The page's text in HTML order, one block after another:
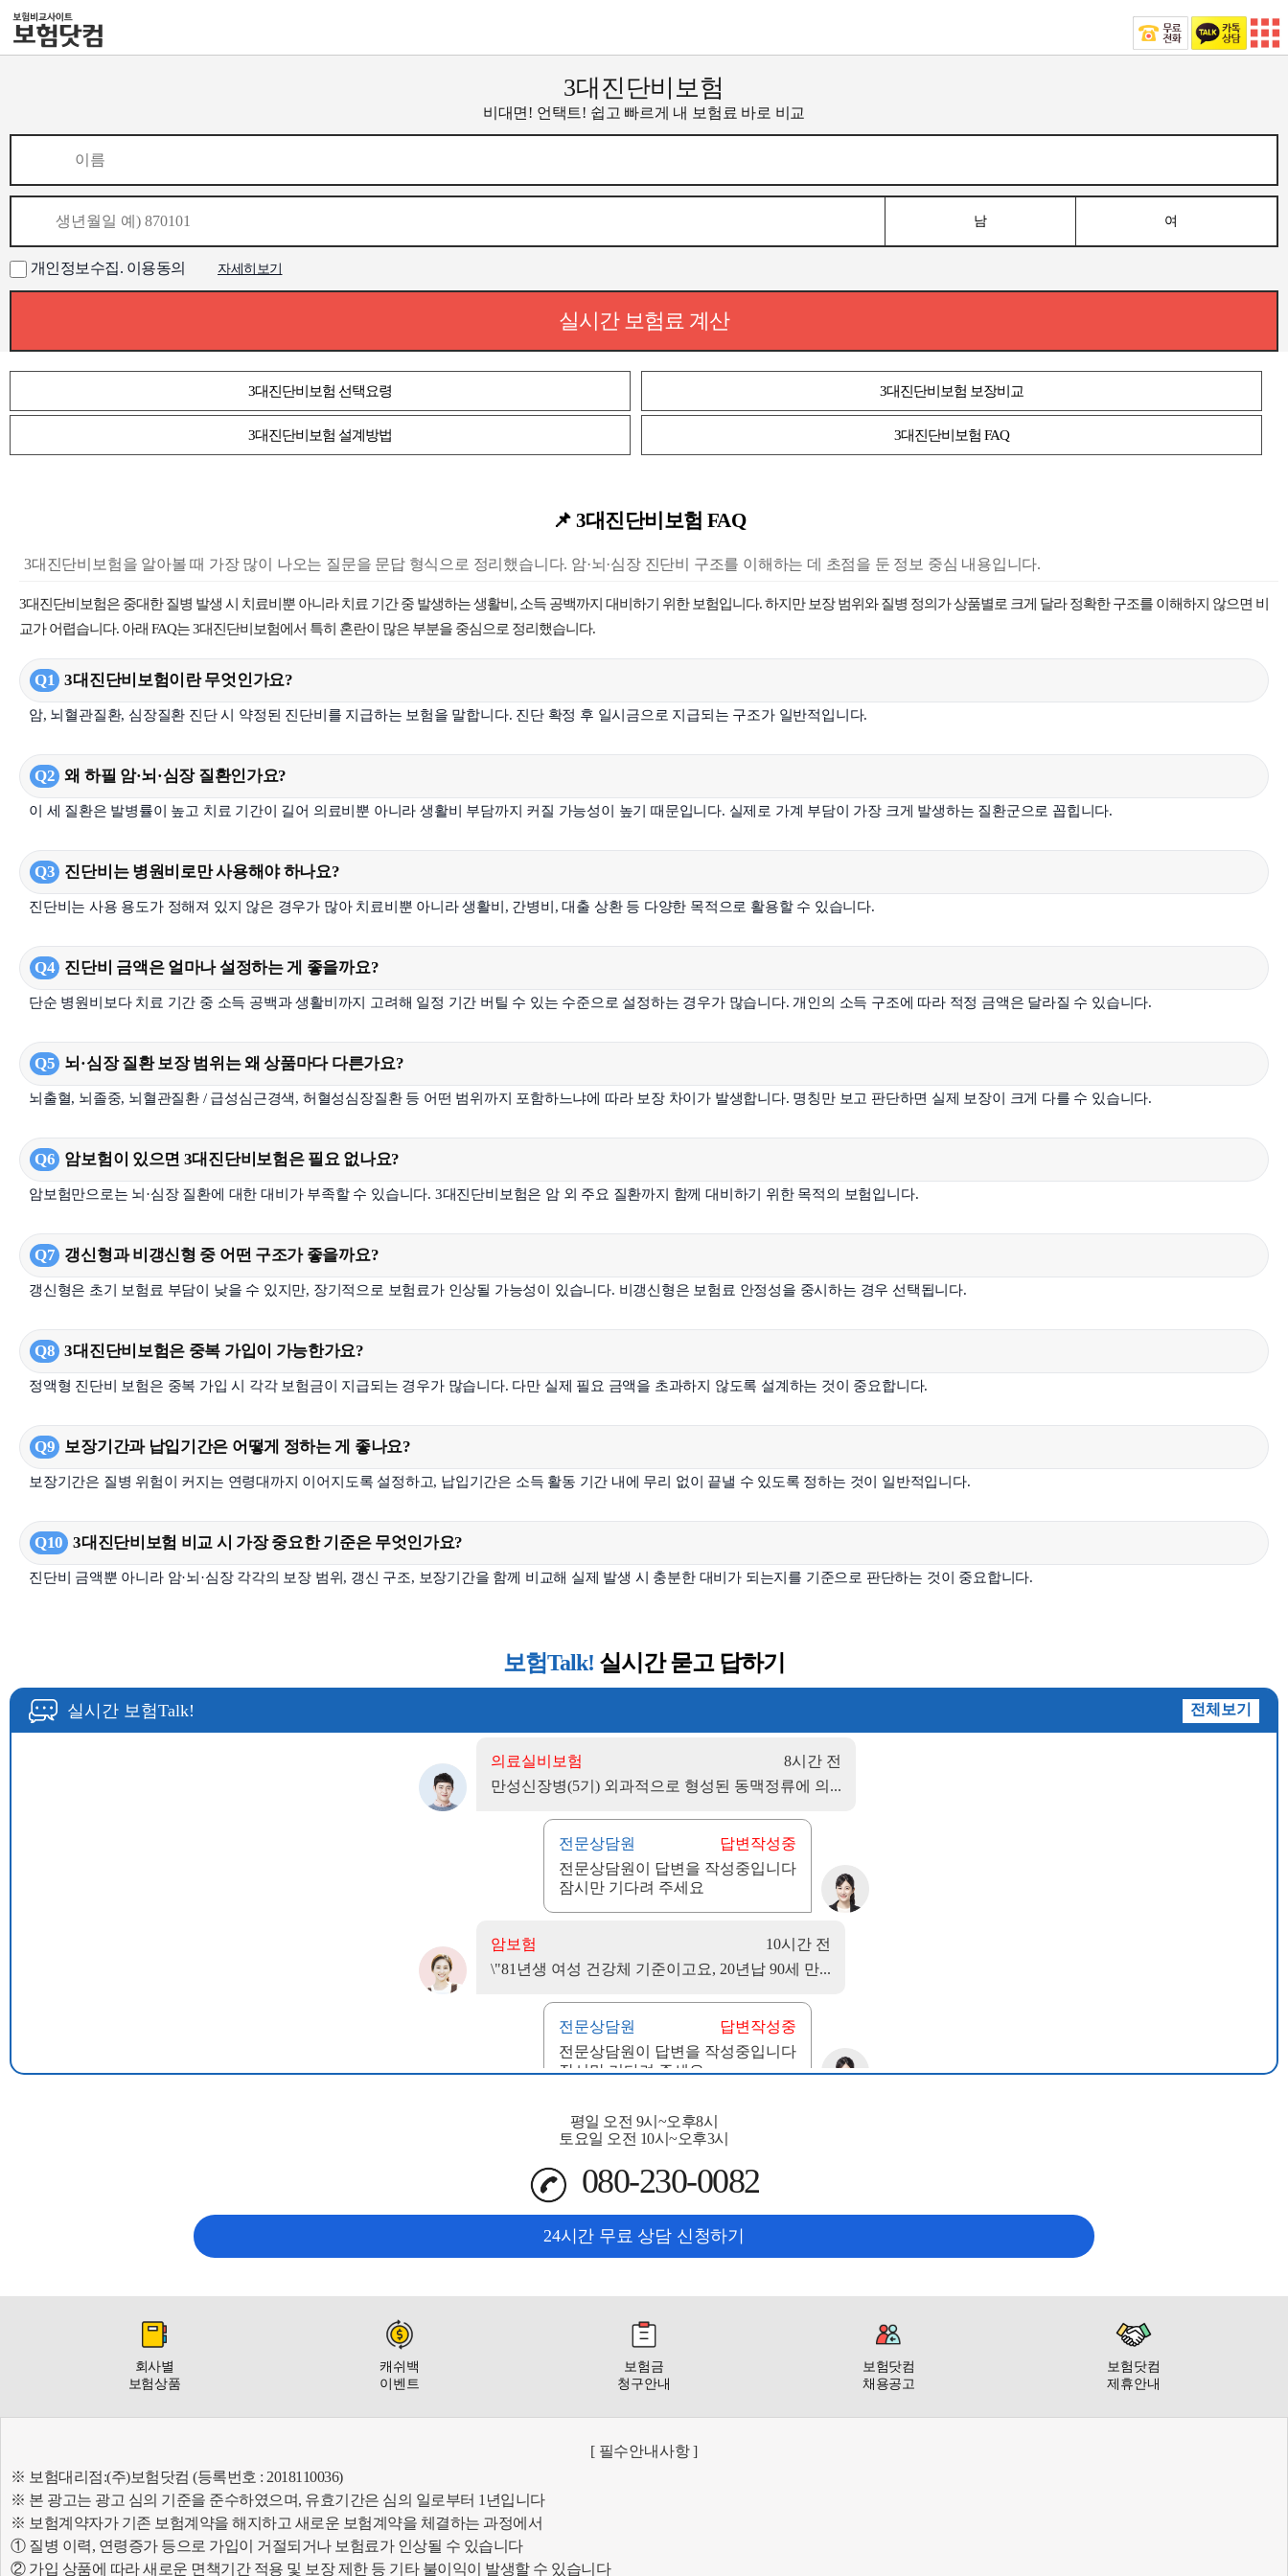
3대진단비보험
비대면! 언택트! 쉽고 빠르게 내 보험료 바로 비교
남 여
개인정보수집. 이용동의 자세히보기
실시간 보험료 계산
3대진단비보험 선택요령 3대진단비보험 보장비교
3대진단비보험 설계방법 3대진단비보험 FAQ
📌 3대진단비보험 FAQ
3대진단비보험을 알아볼 때 가장 많이 나오는 질문을 문답 형식으로 정리했습니다. 암·뇌·심장 진단비 구조를 이해하는 데 초점을 둔 정보 중심 내용입니다.
3대진단비보험은 중대한 질병 발생 시 치료비뿐 아니라 치료 기간 중 발생하는 생활비, 소득 공백까지 대비하기 위한 보험입니다. 하지만 보장 범위와 질병 정의가 상품별로 크게 달라 정확한 구조를 이해하지 않으면 비
교가 어렵습니다. 아래 FAQ는 3대진단비보험에서 특히 혼란이 많은 부분을 중심으로 정리했습니다.
Q1 3대진단비보험이란 무엇인가요?
암, 뇌혈관질환, 심장질환 진단 시 약정된 진단비를 지급하는 보험을 말합니다. 진단 확정 후 일시금으로 지급되는 구조가 일반적입니다.
Q2 왜 하필 암·뇌·심장 질환인가요?
이 세 질환은 발병률이 높고 치료 기간이 길어 의료비뿐 아니라 생활비 부담까지 커질 가능성이 높기 때문입니다. 실제로 가계 부담이 가장 크게 발생하는 질환군으로 꼽힙니다.
Q3 진단비는 병원비로만 사용해야 하나요?
진단비는 사용 용도가 정해져 있지 않은 경우가 많아 치료비뿐 아니라 생활비, 간병비, 대출 상환 등 다양한 목적으로 활용할 수 있습니다.
Q4 진단비 금액은 얼마나 설정하는 게 좋을까요?
단순 병원비보다 치료 기간 중 소득 공백과 생활비까지 고려해 일정 기간 버틸 수 있는 수준으로 설정하는 경우가 많습니다. 개인의 소득 구조에 따라 적정 금액은 달라질 수 있습니다.
Q5 뇌·심장 질환 보장 범위는 왜 상품마다 다른가요?
뇌출혈, 뇌졸중, 뇌혈관질환 / 급성심근경색, 허혈성심장질환 등 어떤 범위까지 포함하느냐에 따라 보장 차이가 발생합니다. 명칭만 보고 판단하면 실제 보장이 크게 다를 수 있습니다.
Q6 암보험이 있으면 3대진단비보험은 필요 없나요?
암보험만으로는 뇌·심장 질환에 대한 대비가 부족할 수 있습니다. 3대진단비보험은 암 외 주요 질환까지 함께 대비하기 위한 목적의 보험입니다.
Q7 갱신형과 비갱신형 중 어떤 구조가 좋을까요?
갱신형은 초기 보험료 부담이 낮을 수 있지만, 장기적으로 보험료가 인상될 가능성이 있습니다. 비갱신형은 보험료 안정성을 중시하는 경우 선택됩니다.
Q8 3대진단비보험은 중복 가입이 가능한가요?
정액형 진단비 보험은 중복 가입 시 각각 보험금이 지급되는 경우가 많습니다. 다만 실제 필요 금액을 초과하지 않도록 설계하는 것이 중요합니다.
Q9 보장기간과 납입기간은 어떻게 정하는 게 좋나요?
보장기간은 질병 위험이 커지는 연령대까지 이어지도록 설정하고, 납입기간은 소득 활동 기간 내에 무리 없이 끝낼 수 있도록 정하는 것이 일반적입니다.
Q10 3대진단비보험 비교 시 가장 중요한 기준은 무엇인가요?
진단비 금액뿐 아니라 암·뇌·심장 각각의 보장 범위, 갱신 구조, 보장기간을 함께 비교해 실제 발생 시 충분한 대비가 되는지를 기준으로 판단하는 것이 중요합니다.
평일 오전 9시~오후8시
토요일 오전 10시~오후3시
080-230-0082
24시간 무료 상담 신청하기
회사별
보험상품
캐쉬백
이벤트
보험금
청구안내
보험닷컴
채용공고
보험닷컴
제휴안내
[ 필수안내사항 ]
※ 보험대리점:(주)보험닷컴 (등록번호 : 2018110036)
※ 본 광고는 광고 심의 기준을 준수하였으며, 유효기간은 심의 일로부터 1년입니다
※ 보험계약자가 기존 보험계약을 해지하고 새로운 보험계약을 체결하는 과정에서
① 질병 이력, 연령증가 등으로 가입이 거절되거나 보험료가 인상될 수 있습니다
② 가입 상품에 따라 새로운 면책기간 적용 및 보장 제한 등 기타 불이익이 발생할 수 있습니다